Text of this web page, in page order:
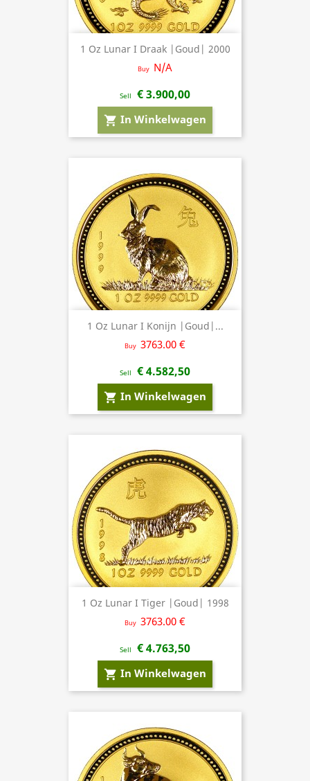
1 Oz Lunar I Draak |Goud| 2000
Buy N/A
Sell € 3.900,00
shopping_cart In Winkelwagen
1 Oz Lunar I Konijn |Goud|...
Buy 3763.00 €
Sell € 4.582,50
shopping_cart In Winkelwagen
1 Oz Lunar I Tiger |Goud| 1998
Buy 3763.00 €
Sell € 4.763,50
shopping_cart In Winkelwagen